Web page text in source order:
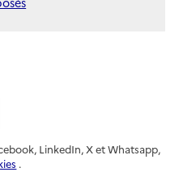
Facebook
sur X
LinkedIn, X et Whatsapp,
.